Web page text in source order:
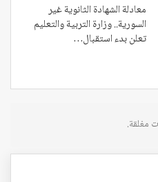
معادلة الشهادة الثانوية غير
السورية.. وزارة التربية والتعليم
تعلن بدء استقبال…
مغلقة.